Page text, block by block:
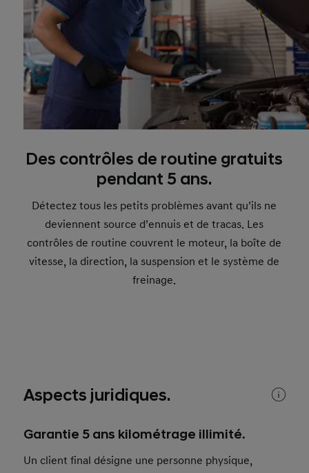
Des contrôles de routine gratuits
pendant 5 ans.
Détectez tous les petits problèmes avant qu’ils ne
deviennent source d’ennuis et de tracas. Les
contrôles de routine couvrent le moteur, la boîte de
vitesse, la direction, la suspension et le système de
freinage.
Aspects juridiques.
Garantie 5 ans kilométrage illimité.
Un client final désigne une personne physique,